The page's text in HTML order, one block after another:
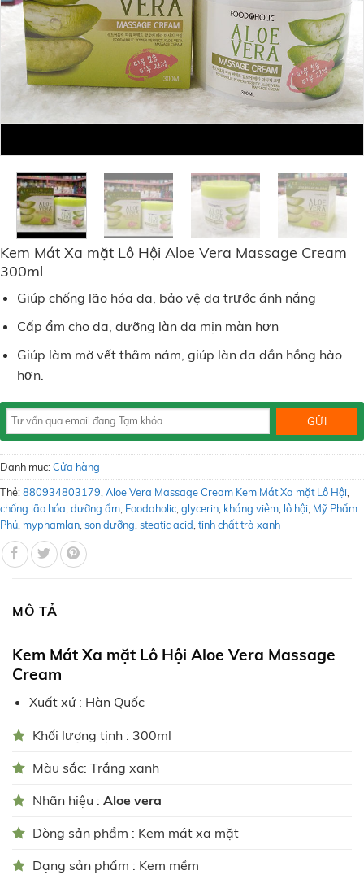
Kem Mát Xa mặt Lô Hội Aloe Vera Massage Cream
300ml
Giúp chống lão hóa da, bảo vệ da trước ánh nắng
Cấp ẩm cho da, dưỡng làn da mịn màn hơn
Giúp làm mờ vết thâm nám, giúp làn da dần hồng hào
hơn.
Danh mục:Cửa hàng
Thẻ:880934803179 Aloe Vera Massage Cream Kem Mát Xa mặt Lô Hội
chống lão hóa dưỡng ẩm Foodaholic glycerin kháng viêm lô hội Mỹ Phẩm
Phú myphamlan son dưỡng steatic acid tinh chất trà xanh
MÔ TẢ
Kem Mát Xa mặt Lô Hội Aloe Vera Massage
Cream
Xuất xứ : Hàn Quốc
Khối lượng tịnh : 300ml
Màu sắc: Trắng xanh
Nhãn hiệu : Aloe vera
Dòng sản phẩm : Kem mát xa mặt
Dạng sản phẩm : Kem mềm